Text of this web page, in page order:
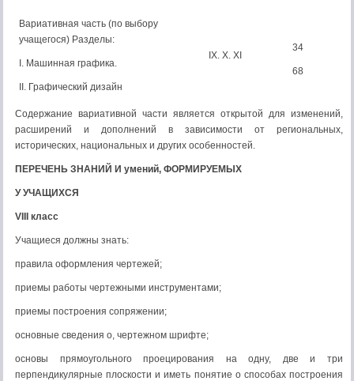
Вариативная часть (по выбору
учащегося) Разделы:
I. Машинная графика.
II. Графический дизайн
IX. X. XI
34
68
Содержание вариативной части является открытой для изме­нений,
расширений и дополнений в зависимости от региональ­ных,
исторических, национальных и других особенностей.
ПЕРЕЧЕНЬ ЗНАНИЙ И умений, ФОРМИРУЕМЫХ
У УЧАЩИХСЯ
VI класс
Учащиеся должны знать:
правила оформления чертежей;
приемы работы чертежными инструментами;
приемы построения сопряжении;
основные сведения о, чертежном шрифте;
основы прямоугольного проецирования на одну, две и три
перпендикулярные плоскости и иметь понятие о способах постро­ения